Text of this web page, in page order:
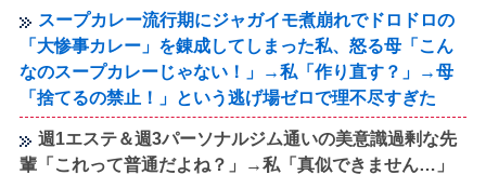
スープカレー流行期にジャガイモ煮崩れでドロドロの
「大惨事カレー」を錬成してしまった私、怒る母「こん
なのスープカレーじゃない！」→私「作り直す？」→母
「捨てるの禁止！」という逃げ場ゼロで理不尽すぎた
週1エステ＆週3パーソナルジム通いの美意識過剰な先
輩「これって普通だよね？」→私「真似できません…」